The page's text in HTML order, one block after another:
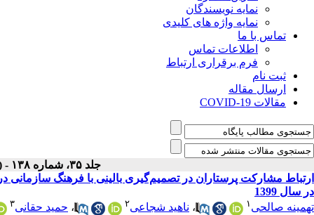
نمایه نویسندگان
نمایه واژه های کلیدی
تماس با ما
اطلاعات تماس
فرم برقراری ارتباط
ثبت نام
ارسال مقاله
مقالات COVID-19
جلد ۳۵، شماره ۱۳۸ - ( آبان ۱۴۰۱ )
ارتباط مشارکت پرستاران در تصمیم‌گیری بالینی با فرهنگ
در سال 1399
تهمینه صالحی ۱ ، ناهید شجاعی۲ ، حمید حقانی۳